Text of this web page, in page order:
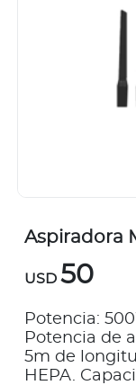
Aspiradora
USD 50
Potencia:
Potencia de
5m de
HEPA.